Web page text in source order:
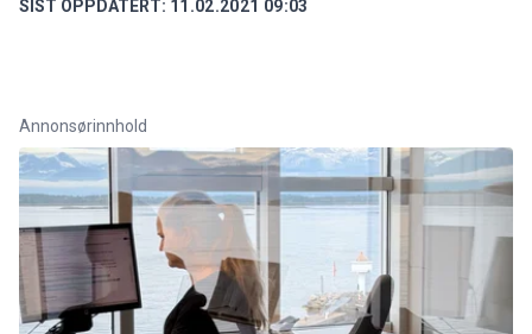
SIST OPPDATERT: 11.02.2021 09:03
Annonsørinnhold